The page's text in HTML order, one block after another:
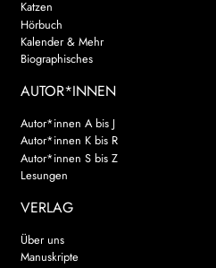
Katzen
Hörbuch
Kalender & Mehr
Biographisches
AUTOR*INNEN
Autor*innen A bis J
Autor*innen K bis R
Autor*innen S bis Z
Lesungen
VERLAG
Über uns
Manuskripte